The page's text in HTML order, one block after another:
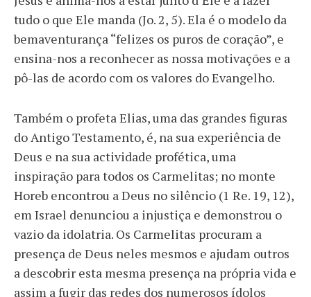
tudo o que Ele manda (Jo. 2, 5). Ela é o modelo da
bemaventurança “felizes os puros de coração”, e
ensina-nos a reconhecer as nossa motivações e a
pô-las de acordo com os valores do Evangelho.
Também o profeta Elias, uma das grandes figuras
do Antigo Testamento, é, na sua experiência de
Deus e na sua actividade profética, uma
inspiração para todos os Carmelitas; no monte
Horeb encontrou a Deus no silêncio (1 Re. 19, 12),
em Israel denunciou a injustiça e demonstrou o
vazio da idolatria. Os Carmelitas procuram a
presença de Deus neles mesmos e ajudam outros
a descobrir esta mesma presença na própria vida e
assim a fugir das redes dos numerosos ídolos